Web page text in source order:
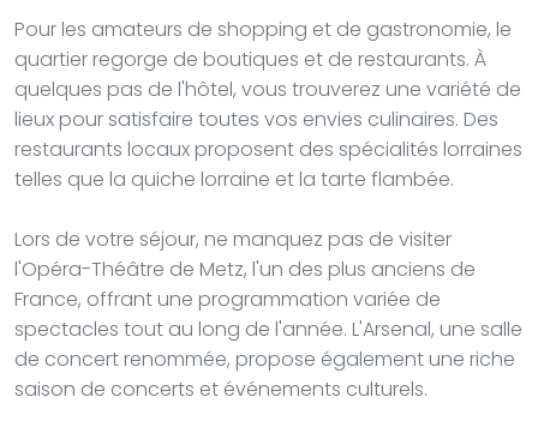
Pour les amateurs de shopping et de gastronomie, le
quartier regorge de boutiques et de restaurants. À
quelques pas de l'hôtel, vous trouverez une variété de
lieux pour satisfaire toutes vos envies culinaires. Des
restaurants locaux proposent des spécialités lorraines
telles que la quiche lorraine et la tarte flambée.
Lors de votre séjour, ne manquez pas de visiter
l'Opéra-Théâtre de Metz, l'un des plus anciens de
France, offrant une programmation variée de
spectacles tout au long de l'année. L'Arsenal, une salle
de concert renommée, propose également une riche
saison de concerts et événements culturels.